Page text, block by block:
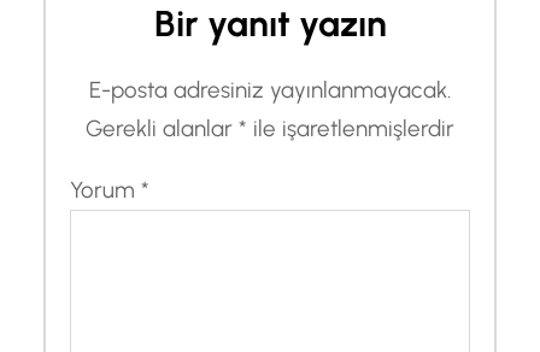
Bir yanıt yazın
E-posta adresiniz yayınlanmayacak.
Gerekli alanlar * ile işaretlenmişlerdir
Yorum *